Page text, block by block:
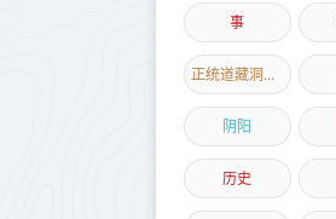
事
正统道藏洞神部
阴阳
历史